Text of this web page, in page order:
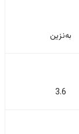
بەنزین
3.6